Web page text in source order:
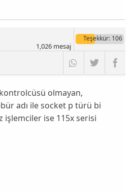
Teşekkür: 106
1,026mesaj
olmayan,
adı ile socket p türü bi
işlemciler ise 115x serisi